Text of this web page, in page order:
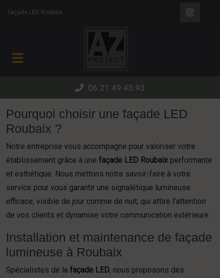
façade LED Roubaix
06.21.49.43.93
Pourquoi choisir une façade LED
Roubaix ?
Notre entreprise vous accompagne pour valoriser votre
établissement grâce à une façade LED Roubaix performante
et esthétique. Nous mettons notre savoir-faire à votre
service pour vous garantir une signalétique lumineuse
efficace, visible de jour comme de nuit, qui attire l’attention
de vos clients et dynamise votre communication extérieure.
Installation et maintenance de façade
lumineuse à Roubaix
Spécialistes de la façade LED, nous proposons des